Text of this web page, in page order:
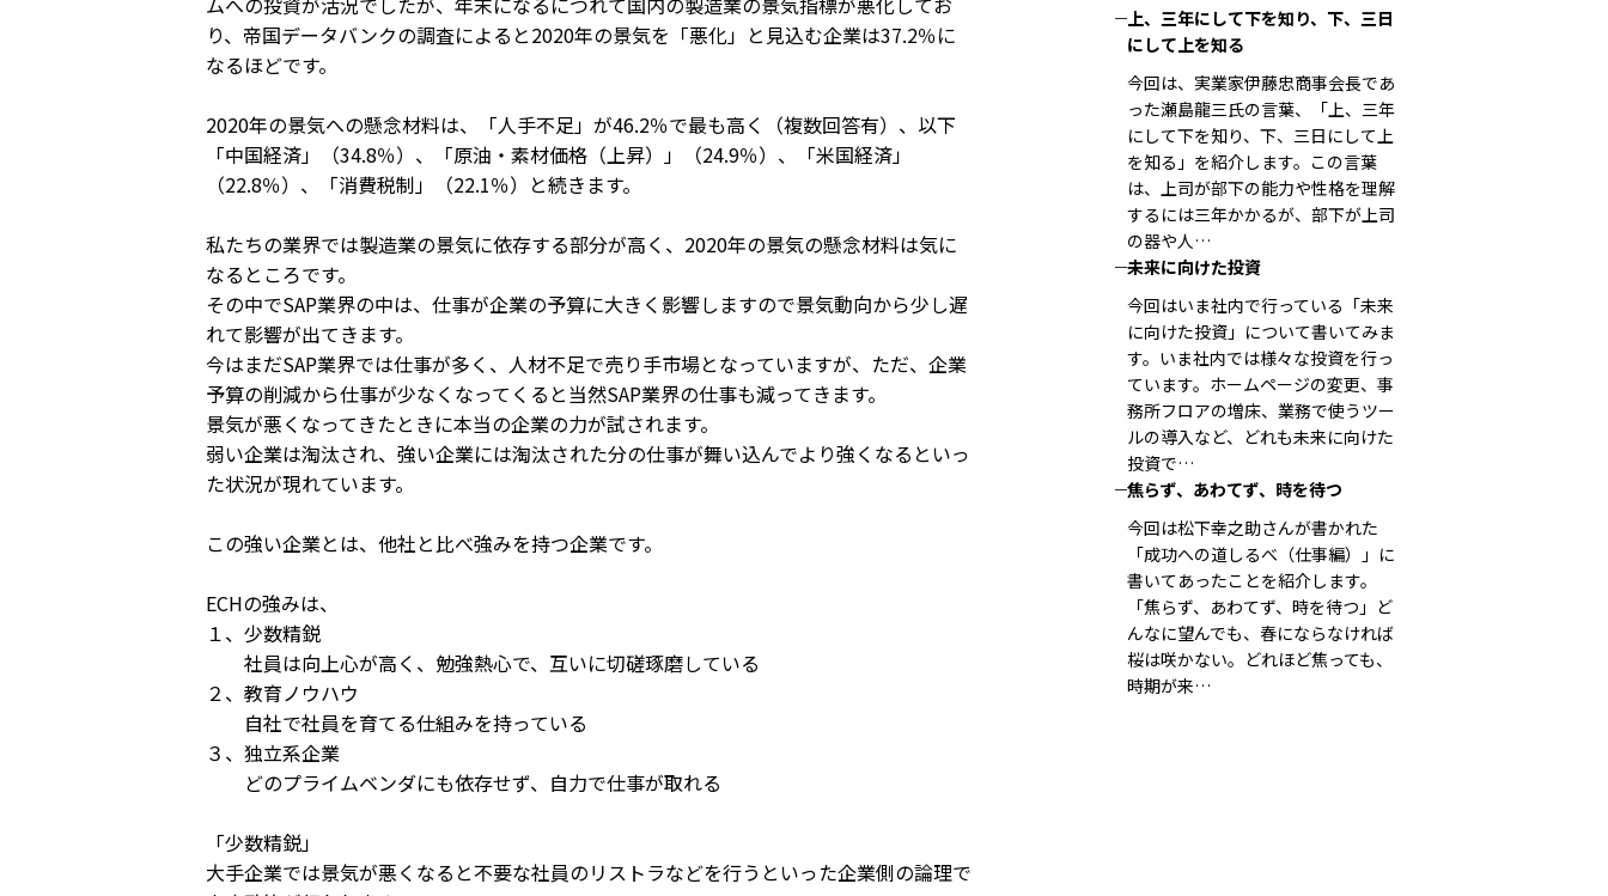
り、帝国データバンクの調査によると2020年の景気を「悪化」と見込む企業は37.2％に
なるほどです。
2020年の景気への懸念材料は、「人手不足」が46.2％で最も高く（複数回答有）、以下
「中国経済」（34.8％）、「原油・素材価格（上昇）」（24.9％）、「米国経済」
（22.8％）、「消費税制」（22.1％）と続きます。
私たちの業界では製造業の景気に依存する部分が高く、2020年の景気の懸念材料は気に
なるところです。
その中でSAP業界の中は、仕事が企業の予算に大きく影響しますので景気動向から少し遅
れて影響が出てきます。
今はまだSAP業界では仕事が多く、人材不足で売り手市場となっていますが、ただ、企業
予算の削減から仕事が少なくなってくると当然SAP業界の仕事も減ってきます。
景気が悪くなってきたときに本当の企業の力が試されます。
弱い企業は淘汰され、強い企業には淘汰された分の仕事が舞い込んでより強くなるといっ
た状況が現れています。
この強い企業とは、他社と比べ強みを持つ企業です。
ECHの強みは、
１、少数精鋭
社員は向上心が高く、勉強熱心で、互いに切磋琢磨している
２、教育ノウハウ
自社で社員を育てる仕組みを持っている
３、独立系企業
どのプライムベンダにも依存せず、自力で仕事が取れる
「少数精鋭」
大手企業では景気が悪くなると不要な社員のリストラなどを行うといった企業側の論理で
上、三年にして下を知り、下、三日
にして上を知る
今回は、実業家伊藤忠商事会長であ
った瀬島龍三氏の言葉、「上、三年
にして下を知り、下、三日にして上
を知る」を紹介します。この言葉
は、上司が部下の能力や性格を理解
するには三年かかるが、部下が上司
の器や人…
未来に向けた投資
今回はいま社内で行っている「未来
に向けた投資」について書いてみま
す。いま社内では様々な投資を行っ
ています。ホームページの変更、事
務所フロアの増床、業務で使うツー
ルの導入など、どれも未来に向けた
投資で…
焦らず、あわてず、時を待つ
今回は松下幸之助さんが書かれた
「成功への道しるべ（仕事編）」に
書いてあったことを紹介します。
「焦らず、あわてず、時を待つ」ど
んなに望んでも、春にならなければ
桜は咲かない。どれほど焦っても、
時期が来…